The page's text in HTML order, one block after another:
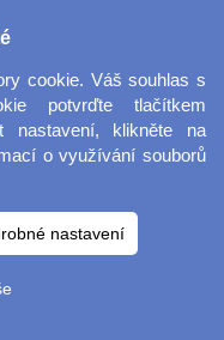
herní podložka
pod myš
cookie. Váš souhlas s
potvrďte tlačítkem
nastavení, klikněte na
o využívání souborů
nastavení